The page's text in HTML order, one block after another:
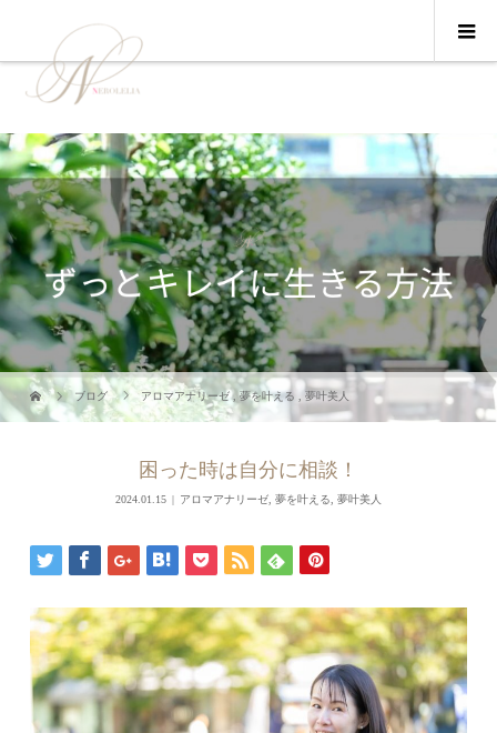
ブログ アロマアナリーゼ ,夢を叶える ,夢叶美人
困った時は自分に相談！
2024.01.15 アロマアナリーゼ, 夢を叶える, 夢叶美人